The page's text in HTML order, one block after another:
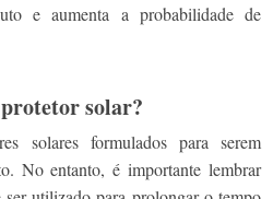
e aumenta a probabilidade de
solar?
solares formulados para serem
No entanto, é importante lembrar